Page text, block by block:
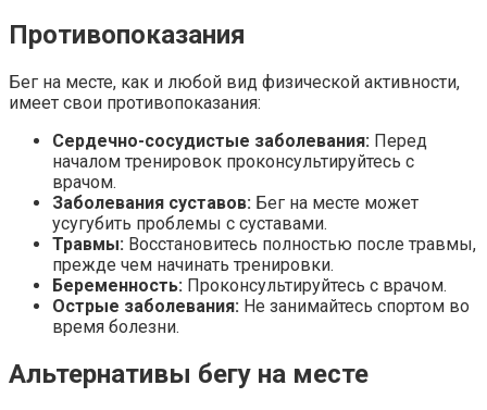
Противопоказания
Бег на месте, как и любой вид физической активности,
имеет свои противопоказания:
Сердечно-сосудистые заболевания: Перед
началом тренировок проконсультируйтесь с
врачом.
Заболевания суставов: Бег на месте может
усугубить проблемы с суставами.
Травмы: Восстановитесь полностью после травмы,
прежде чем начинать тренировки.
Беременность: Проконсультируйтесь с врачом.
Острые заболевания: Не занимайтесь спортом во
время болезни.
Альтернативы бегу на месте